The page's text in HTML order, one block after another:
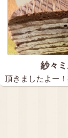
紗々
頂きましたよー